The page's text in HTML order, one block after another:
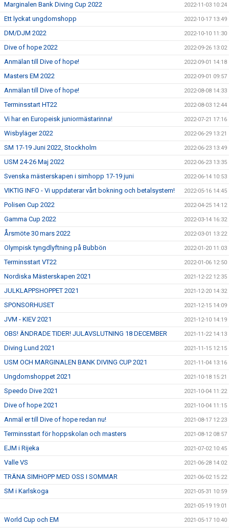
Marginalen Bank Diving Cup 2022 2022-11-03 10:24
Ett lyckat ungdomshopp 2022-10-17 13:49
DM/DJM 2022 2022-10-10 11:30
Dive of hope 2022 2022-09-26 13:02
Anmälan till Dive of hope! 2022-09-01 14:18
Masters EM 2022 2022-09-01 09:57
Anmälan till Dive of hope! 2022-08-08 14:33
Terminsstart HT22 2022-08-03 12:44
Vi har en Europeisk juniormästarinna! 2022-07-21 17:16
Wisbyläger 2022 2022-06-29 13:21
SM 17-19 Juni 2022, Stockholm 2022-06-23 13:49
USM 24-26 Maj 2022 2022-06-23 13:35
Svenska mästerskapen i simhopp 17-19 juni 2022-06-14 10:53
VIKTIG INFO - Vi uppdaterar vårt bokning och betalsystem! 2022-05-16 14:45
Polisen Cup 2022 2022-04-25 14:12
Gamma Cup 2022 2022-03-14 16:32
Årsmöte 30 mars 2022 2022-03-01 13:22
Olympisk tyngdlyftning på Bubbön 2022-01-20 11:03
Terminsstart VT22 2022-01-06 12:50
Nordiska Mästerskapen 2021 2021-12-22 12:35
JULKLAPPSHOPPET 2021 2021-12-20 14:32
SPONSORHUSET 2021-12-15 14:09
JVM - KIEV 2021 2021-12-10 14:19
OBS! ÄNDRADE TIDER! JULAVSLUTNING 18 DECEMBER 2021-11-22 14:13
Diving Lund 2021 2021-11-15 12:15
USM OCH MARGINALEN BANK DIVING CUP 2021 2021-11-04 13:16
Ungdomshoppet 2021 2021-10-18 15:21
Speedo Dive 2021 2021-10-04 11:22
Dive of hope 2021 2021-10-04 11:15
Anmäl er till Dive of hope redan nu! 2021-08-17 12:23
Terminsstart för hoppskolan och masters 2021-08-12 08:57
EJM i Rijeka 2021-07-02 10:45
Valle VS 2021-06-28 14:02
TRÄNA SIMHOPP MED OSS I SOMMAR 2021-06-02 15:22
SM i Karlskoga 2021-05-31 10:59
2021-05-19 19:01
World Cup och EM 2021-05-17 10:40